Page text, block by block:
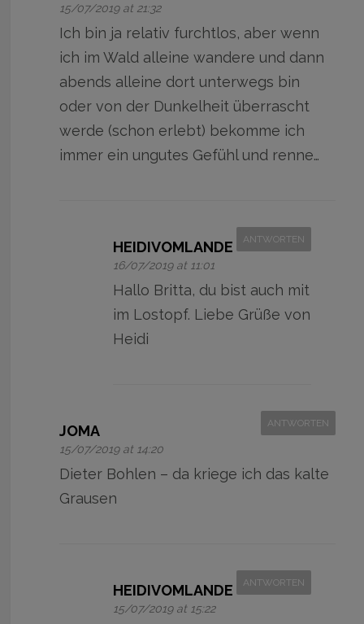
15/07/2019 at 21:32
Ich bin ja relativ furchtlos, aber wenn
ich im Wald alleine wandere und dann
abends alleine dort unterwegs bin
oder von der Dunkelheit überrascht
werde (schon erlebt) bekomme ich
immer ein ungutes Gefühl und renne…
HEIDIVOMLANDE
16/07/2019 at 11:01
ANTWORTEN
Hallo Britta, du bist auch mit
im Lostopf. Liebe Grüße von
Heidi
JOMA
15/07/2019 at 14:20
ANTWORTEN
Dieter Bohlen – da kriege ich das kalte
Grausen
HEIDIVOMLANDE
15/07/2019 at 15:22
ANTWORTEN